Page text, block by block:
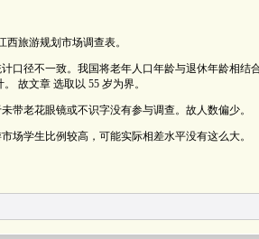
西旅游规划市场调查表。
口径不一致。我国将老年人口年龄与退休年龄相结
故文章 选取以 55 岁为界。
带老花眼镜或不识字没有参与调查。故人数偏少。
场学生比例较高，可能实际相差水平没有这么大。